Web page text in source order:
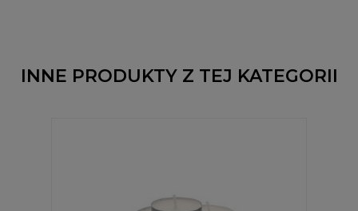
INNE PRODUKTY Z TEJ KATEGORII